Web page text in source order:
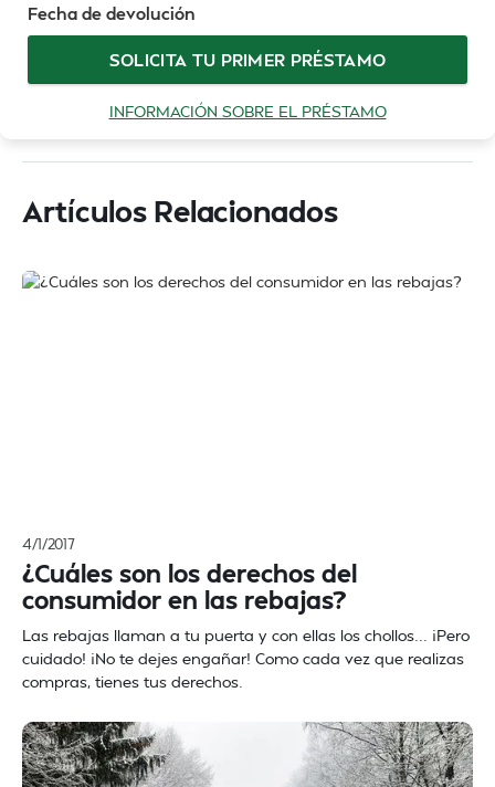
Fecha de devolución
SOLICITA TU PRIMER PRÉSTAMO
INFORMACIÓN SOBRE EL PRÉSTAMO
Artículos Relacionados
4/1/2017
¿Cuáles son los derechos del
consumidor en las rebajas?
Las rebajas llaman a tu puerta y con ellas los chollos... ¡Pero
cuidado! ¡No te dejes engañar! Como cada vez que realizas
compras, tienes tus derechos.